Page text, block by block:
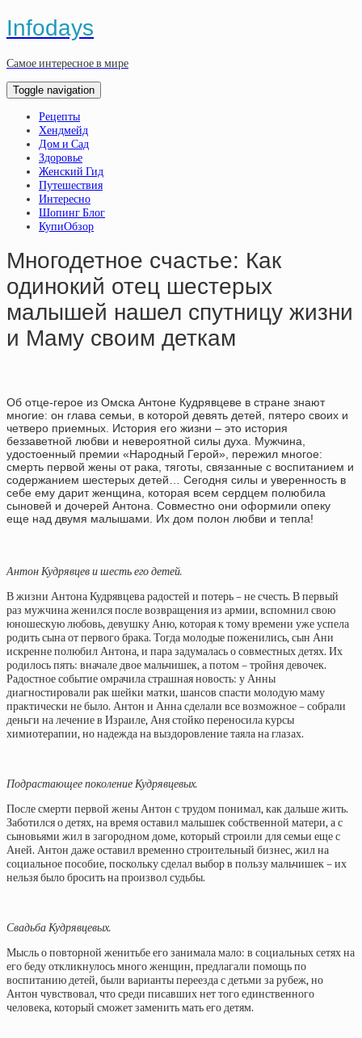
Infodays
Самое интересное в мире
Toggle navigation
Рецепты
Хендмейд
Дом и Сад
Здоровье
Женский Гид
Путешествия
Интересно
Шопинг Блог
КупиОбзор
Многодетное счастье: Как
одинокий отец шестерых
малышей нашел спутницу жизни
и Маму своим деткам
Об отце-герое из Омска Антоне Кудрявцеве в стране знают
многие: он глава семьи, в которой девять детей, пятеро своих и
четверо приемных. История его жизни – это история
беззаветной любви и невероятной силы духа. Мужчина,
удостоенный премии «Народный Герой», пережил многое:
смерть первой жены от рака, тяготы, связанные с воспитанием и
содержанием шестерых детей… Сегодня силы и уверенность в
себе ему дарит женщина, которая всем сердцем полюбила
сыновей и дочерей Антона. Совместно они оформили опеку
еще над двумя малышами. Их дом полон любви и тепла!
Антон Кудрявцев и шесть его детей.
В жизни Антона Кудрявцева радостей и потерь – не счесть. В первый
раз мужчина женился после возвращения из армии, вспомнил свою
юношескую любовь, девушку Аню, которая к тому времени уже успела
родить сына от первого брака. Тогда молодые поженились, сын Ани
искренне полюбил Антона, и пара задумалась о совместных детях. Их
родилось пять: вначале двое мальчишек, а потом – тройня девочек.
Радостное событие омрачила страшная новость: у Анны
диагностировали рак шейки матки, шансов спасти молодую маму
практически не было. Антон и Анна сделали все возможное – собрали
деньги на лечение в Израиле, Аня стойко переносила курсы
химиотерапии, но надежда на выздоровление таяла на глазах.
Подрастающее поколение Кудрявцевых.
После смерти первой жены Антон с трудом понимал, как дальше жить.
Заботился о детях, на время оставил малышек собственной матери, а с
сыновьями жил в загородном доме, который строили для семьи еще с
Аней. Антон даже оставил временно строительный бизнес, жил на
социальное пособие, поскольку сделал выбор в пользу мальчишек – их
нельзя было бросить на произвол судьбы.
Свадьба Кудрявцевых.
Мысль о повторной женитьбе его занимала мало: в социальных сетях на
его беду откликнулось много женщин, предлагали помощь по
воспитанию детей, были варианты переезда с детьми за рубеж, но
Антон чувствовал, что среди писавших нет того единственного
человека, который сможет заменить мать его детям.